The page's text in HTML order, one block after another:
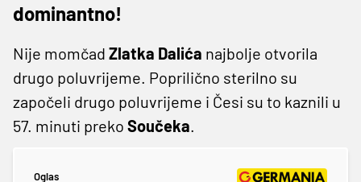
dominantno!
Nije momčad Zlatka Dalića najbolje otvorila
drugo poluvrijeme. Poprilično sterilno su
započeli drugo poluvrijeme i Česi su to kaznili u
57. minuti preko Součeka.
Oglas